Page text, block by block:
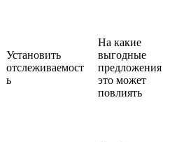
Установить
отслеживаемост
ь
На какие
выгодные
предложения
это может
повлиять